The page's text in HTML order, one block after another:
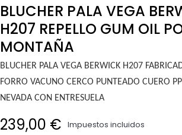
BLUCHER PALA VEGA
H207 REPELLO GUM OIL
MONTAÑA
BLUCHER PALA VEGA BERWICK H207
FORRO VACUNO CERCO PUNTEADO CUERO
NEVADA CON ENTRESUELA
239,00 € Impuestos incluidos